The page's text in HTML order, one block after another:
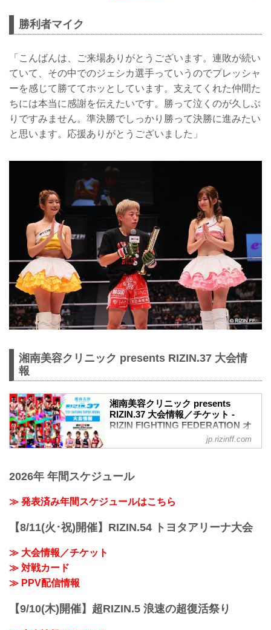
勝利者マイク
「こんばんは、ご来場ありがとうございます。連敗が続い
ていて、その中でのジェシカ選手っていうのでプレッシャ
ーを感じて勝ててホッとしています。支えてくれた仲間た
ちには本当に感謝を伝えたいです。勝って泣くのが久しぶ
りですみません。準決勝でしっかり勝って決勝に進みたい
と思います。応援ありがとうございました」
湘南美容クリニック presents RIZIN.37 大会情
報
湘南美容クリニック presents
RIZIN.37 大会情報／チケット -
RIZIN FIGHTING FEDERATION オ
RIZIN.37 in SAITAMA SUPER ARENA
大会概要
湘南美容クリニック presents RIZIN.37
日時
予定時間が前後することがありますので
ご了承ください。
jp.rizinff.com
2026年 年間スケジュール
≫ 発表済み年間スケジュールはこちら
【8/11(火･祝)開催】RIZIN.54 トヨタアリーナ大会
≫ 大会情報／チケット
≫ 対戦カード
≫ PPV配信情報
【9/10(木)開催】超RIZIN.5 浪速の超復活祭り